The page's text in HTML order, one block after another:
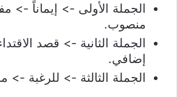
الجملة الأولى -> إيماناً ->
منصوب.
الجملة الثانية -> قصد
إضافي.
الجملة الثالثة -> للرغبة ->